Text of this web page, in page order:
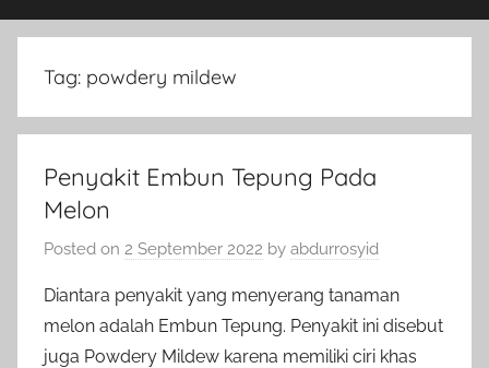
Tag: powdery mildew
Penyakit Embun Tepung Pada
Melon
Posted on 2 September 2022 by abdurrosyid
Diantara penyakit yang menyerang tanaman
melon adalah Embun Tepung. Penyakit ini disebut
juga Powdery Mildew karena memiliki ciri khas